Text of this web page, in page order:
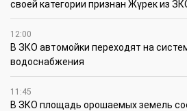
своей категории признан Жүрек из
12:00
В ЗКО автомойки переходят на
водоснабжения
11:45
В ЗКО площадь орошаемых земель